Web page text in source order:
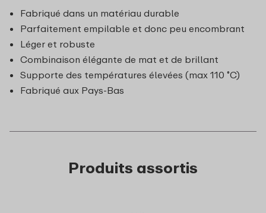
Fabriqué dans un matériau durable
Parfaitement empilable et donc peu encombrant
Léger et robuste
Combinaison élégante de mat et de brillant
Supporte des températures élevées (max 110 ˚C)
Fabriqué aux Pays-Bas
Produits assortis